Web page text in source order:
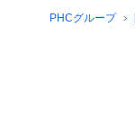
PHCグループ